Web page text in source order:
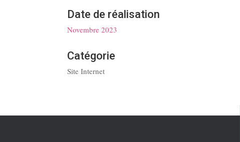
Date de réalisation
Novembre 2023
Catégorie
Site Internet